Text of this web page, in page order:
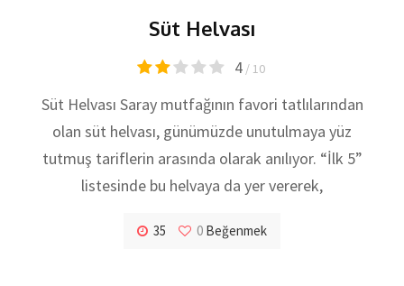
Süt Helvası
4/ 10
Süt Helvası Saray mutfağının favori tatlılarından
olan süt helvası, günümüzde unutulmaya yüz
tutmuş tariflerin arasında olarak anılıyor. “İlk 5”
listesinde bu helvaya da yer vererek,
35 0 Beğenmek